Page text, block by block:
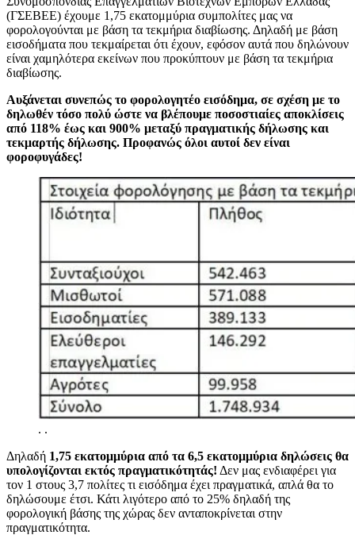
(ΓΣΕΒΕΕ) έχουμε 1,75 εκατομμύρια συμπολίτες μας να
φορολογούνται με βάση τα τεκμήρια διαβίωσης. Δηλαδή με βάση
εισοδήματα που τεκμαίρεται ότι έχουν, εφόσον αυτά που δηλώνουν
είναι χαμηλότερα εκείνων που προκύπτουν με βάση τα τεκμήρια
διαβίωσης.
Αυξάνεται συνεπώς το φορολογητέο εισόδημα, σε σχέση με το
δηλωθέν τόσο πολύ ώστε να βλέπουμε ποσοστιαίες αποκλίσεις
από 118% έως και 900% μεταξύ πραγματικής δήλωσης και
τεκμαρτής δήλωσης. Προφανώς όλοι αυτοί δεν είναι
φοροφυγάδες!
. .
Δηλαδή 1,75 εκατομμύρια από τα 6,5 εκατομμύρια δηλώσεις θα
υπολογίζονται εκτός πραγματικότητάς! Δεν μας ενδιαφέρει για
τον 1 στους 3,7 πολίτες τι εισόδημα έχει πραγματικά, απλά θα το
δηλώσουμε έτσι. Κάτι λιγότερο από το 25% δηλαδή της
φορολογική βάσης της χώρας δεν ανταποκρίνεται στην
πραγματικότητα.